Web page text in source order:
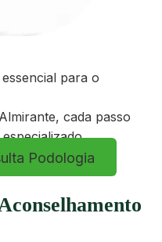
para o
cada passo
Podologia